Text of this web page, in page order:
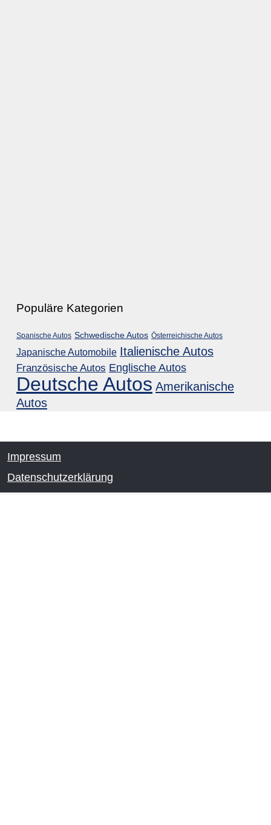
Populäre Kategorien
Spanische Autos Schwedische Autos Österreichische Autos
Japanische Automobile Italienische Autos
Französische Autos Englische Autos
Deutsche Autos Amerikanische
Autos
Impressum
Datenschutzerklärung